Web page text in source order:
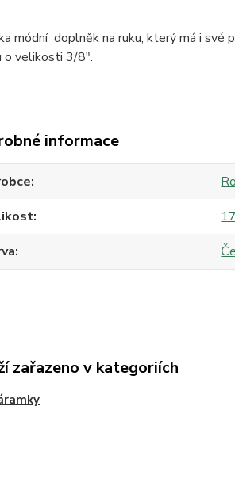
módní doplněk na ruku, který má i své
o velikosti 3/8".
informace
zařazeno v kategoriích